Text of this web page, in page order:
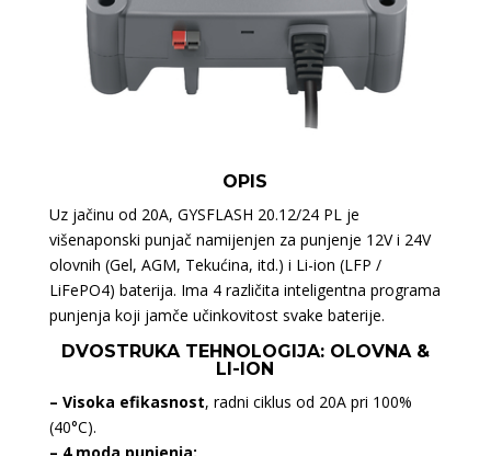
OPIS
Uz jačinu od 20A, GYSFLASH 20.12/24 PL je
višenaponski punjač namijenjen za punjenje 12V i 24V
olovnih (Gel, AGM, Tekućina, itd.) i Li-ion (LFP /
LiFePO4) baterija. Ima 4 različita inteligentna programa
punjenja koji jamče učinkovitost svake baterije.
DVOSTRUKA TEHNOLOGIJA: OLOVNA &
LI-ION
– Visoka efikasnost, radni ciklus od 20A pri 100%
(40°C).